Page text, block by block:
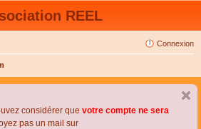
REEL
Connexion
considérer que votre compte ne sera
pas un mail sur